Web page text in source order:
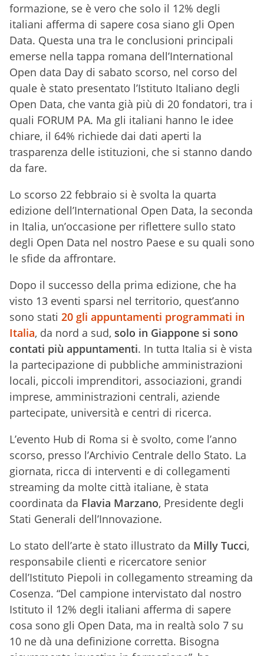
formazione, se è vero che solo il 12% degli
italiani afferma di sapere cosa siano gli Open
Data. Questa una tra le conclusioni principali
emerse nella tappa romana dell’International
Open data Day di sabato scorso, nel corso del
quale è stato presentato l’Istituto Italiano degli
Open Data, che vanta già più di 20 fondatori, tra i
quali FORUM PA. Ma gli italiani hanno le idee
chiare, il 64% richiede dai dati aperti la
trasparenza delle istituzioni, che si stanno dando
da fare.
Lo scorso 22 febbraio si è svolta la quarta
edizione dell’International Open Data, la seconda
in Italia, un’occasione per riflettere sullo stato
degli Open Data nel nostro Paese e su quali sono
le sfide da affrontare.
Dopo il successo della prima edizione, che ha
visto 13 eventi sparsi nel territorio, quest’anno
sono stati 20 gli appuntamenti programmati in
Italia, da nord a sud, solo in Giappone si sono
contati più appuntamenti. In tutta Italia si è vista
la partecipazione di pubbliche amministrazioni
locali, piccoli imprenditori, associazioni, grandi
imprese, amministrazioni centrali, aziende
partecipate, università e centri di ricerca.
L’evento Hub di Roma si è svolto, come l’anno
scorso, presso l’Archivio Centrale dello Stato. La
giornata, ricca di interventi e di collegamenti
streaming da molte città italiane, è stata
coordinata da Flavia Marzano, Presidente degli
Stati Generali dell’Innovazione.
Lo stato dell’arte è stato illustrato da Milly Tucci,
responsabile clienti e ricercatore senior
dell’Istituto Piepoli in collegamento streaming da
Cosenza. “Del campione intervistato dal nostro
Istituto il 12% degli italiani afferma di sapere
cosa sono gli Open Data, ma in realtà solo 7 su
10 ne dà una definizione corretta. Bisogna